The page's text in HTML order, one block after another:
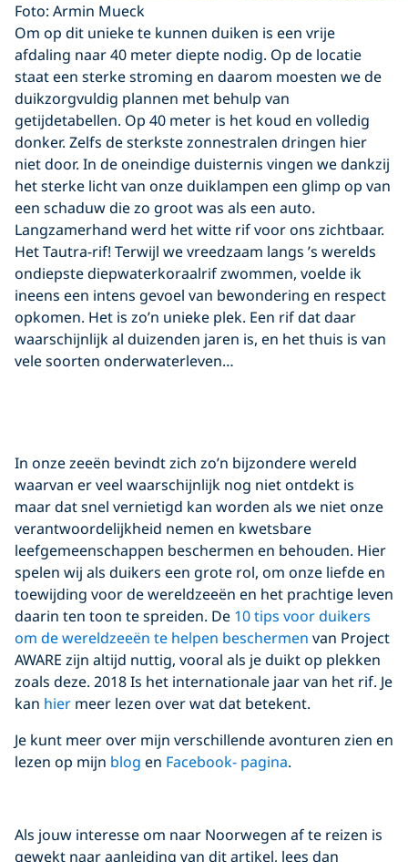
Foto: Armin Mueck
Om op dit unieke te kunnen duiken is een vrije
afdaling naar 40 meter diepte nodig. Op de locatie
staat een sterke stroming en daarom moesten we de
duikzorgvuldig plannen met behulp van
getijdetabellen. Op 40 meter is het koud en volledig
donker. Zelfs de sterkste zonnestralen dringen hier
niet door. In de oneindige duisternis vingen we dankzij
het sterke licht van onze duiklampen een glimp op van
een schaduw die zo groot was als een auto.
Langzamerhand werd het witte rif voor ons zichtbaar.
Het Tautra-rif! Terwijl we vreedzaam langs ’s werelds
ondiepste diepwaterkoraalrif zwommen, voelde ik
ineens een intens gevoel van bewondering en respect
opkomen. Het is zo’n unieke plek. Een rif dat daar
waarschijnlijk al duizenden jaren is, en het thuis is van
vele soorten onderwaterleven…
Click to display the embedded
YouTube video
In onze zeeën bevindt zich zo’n bijzondere wereld
waarvan er veel waarschijnlijk nog niet ontdekt is
maar dat snel vernietigd kan worden als we niet onze
verantwoordelijkheid nemen en kwetsbare
leefgemeenschappen beschermen en behouden. Hier
spelen wij als duikers een grote rol, om onze liefde en
toewijding voor de wereldzeeën en het prachtige leven
daarin ten toon te spreiden. De 10 tips voor duikers
om de wereldzeeën te helpen beschermen van Project
AWARE zijn altijd nuttig, vooral als je duikt op plekken
zoals deze. 2018 Is het internationale jaar van het rif. Je
kan hier meer lezen over wat dat betekent.
Je kunt meer over mijn verschillende avonturen zien en
lezen op mijn blog en Facebook- pagina.
Als jouw interesse om naar Noorwegen af te reizen is
gewekt naar aanleiding van dit artikel, lees dan